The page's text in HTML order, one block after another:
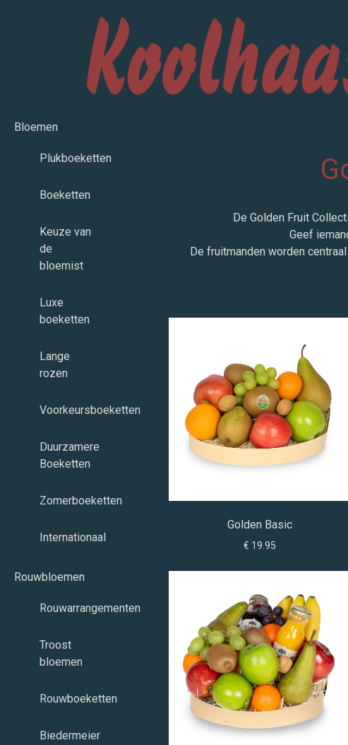
Bloemen
Plukboeketten
Boeketten
Keuze van
de
bloemist
Luxe
boeketten
Lange
rozen
Voorkeursboeketten
Duurzamere
Boeketten
Zomerboeketten
Internationaal
Rouwbloemen
Rouwarrangementen
Troost
bloemen
Rouwboeketten
Biedermeier
De Golden Fruit
Geef
De fruitmanden worden
Golden Basic
€ 19.95